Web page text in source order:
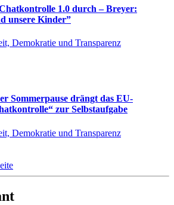
1.0 durch – Breyer:
unsere Kinder”
Demokratie und Transparenz
Sommerpause drängt das EU-
zur Selbstaufgabe
Demokratie und Transparenz